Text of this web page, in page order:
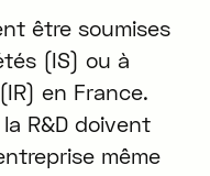
être soumises
(IS) ou à
en France.
R&D doivent
même